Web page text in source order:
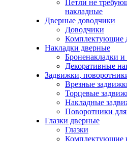
Петли не
накладные
Дверные доводчики
Доводчики
Комплектующие
Накладки дверные
Броненакладки
Декоративные
Задвижки,
Врезные
Торцевые
Накладные
Поворотники
Глазки дверные
Глазки
Комплектующие